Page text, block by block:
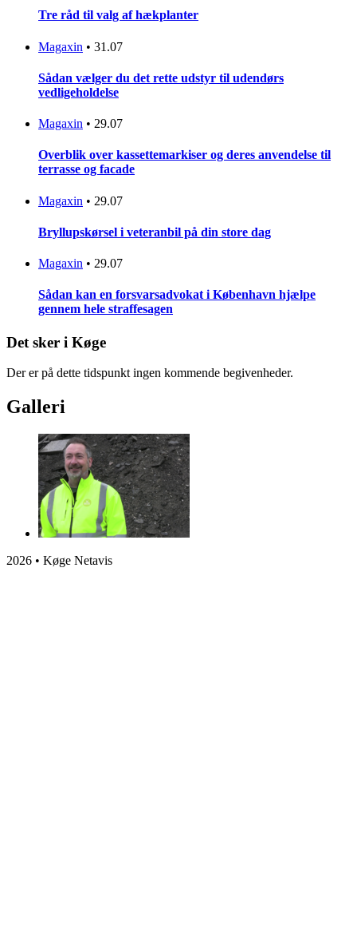
Tre råd til valg af hækplanter
Magaxin • 31.07
Sådan vælger du det rette udstyr til udendørs
vedligeholdelse
Magaxin • 29.07
Overblik over kassettemarkiser og deres anvendelse til
terrasse og facade
Magaxin • 29.07
Bryllupskørsel i veteranbil på din store dag
Magaxin • 29.07
Sådan kan en forsvarsadvokat i København hjælpe
gennem hele straffesagen
Det sker i Køge
Der er på dette tidspunkt ingen kommende begivenheder.
Galleri
2026 • Køge Netavis